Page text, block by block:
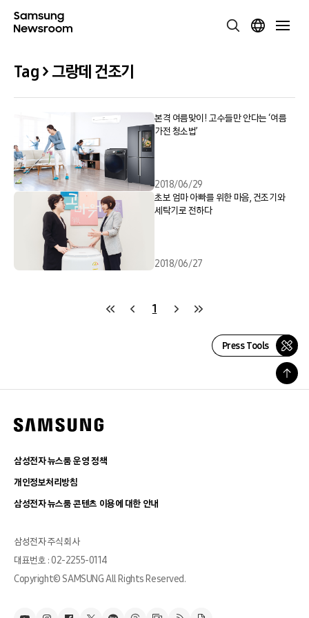
Tag > 그랑데 건조기
본격 여름맞이! 고수들만 안다는 ‘여름
가전 청소법’
2018/06/29
초보 엄마 아빠를 위한 마음, 건조기와
세탁기로 전하다
2018/06/27
1
Press Tools
삼성전자 뉴스룸 운영 정책
개인정보처리방침
삼성전자 뉴스룸 콘텐츠 이용에 대한 안내
삼성전자 주식회사
대표번호 : 02-2255-0114
Copyright© SAMSUNG All Rights Reserved.